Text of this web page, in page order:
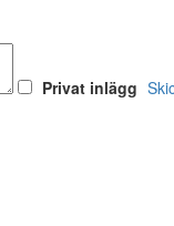
Privat inlägg